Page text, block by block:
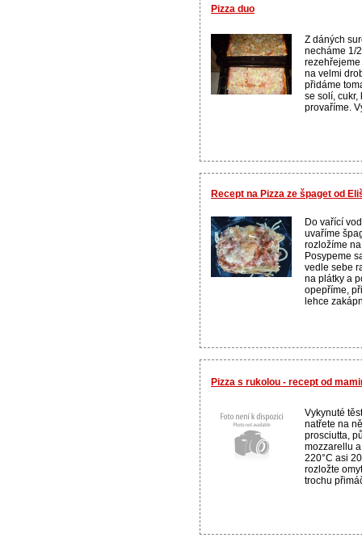
Pizza duo
Z dáných
necháme 1/
na velmi
přidáme
se solí, cukr,
provaříme.
Recept na Pizza ze špaget od
Do vařící
uvaříme
rozložíme
Posypeme
vedle sebe
na plátky a
opepříme,
lehce
Pizza s rukolou - recept od
Vykynuté
natřete na
prosciutta,
mozzarellu
220°C asi
rozložte
trochu